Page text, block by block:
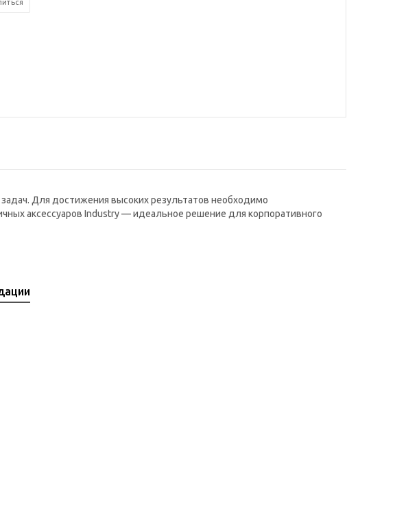
Для достижения высоких результатов необходимо
аксессуаров Industry — идеальное решение для корпоративного